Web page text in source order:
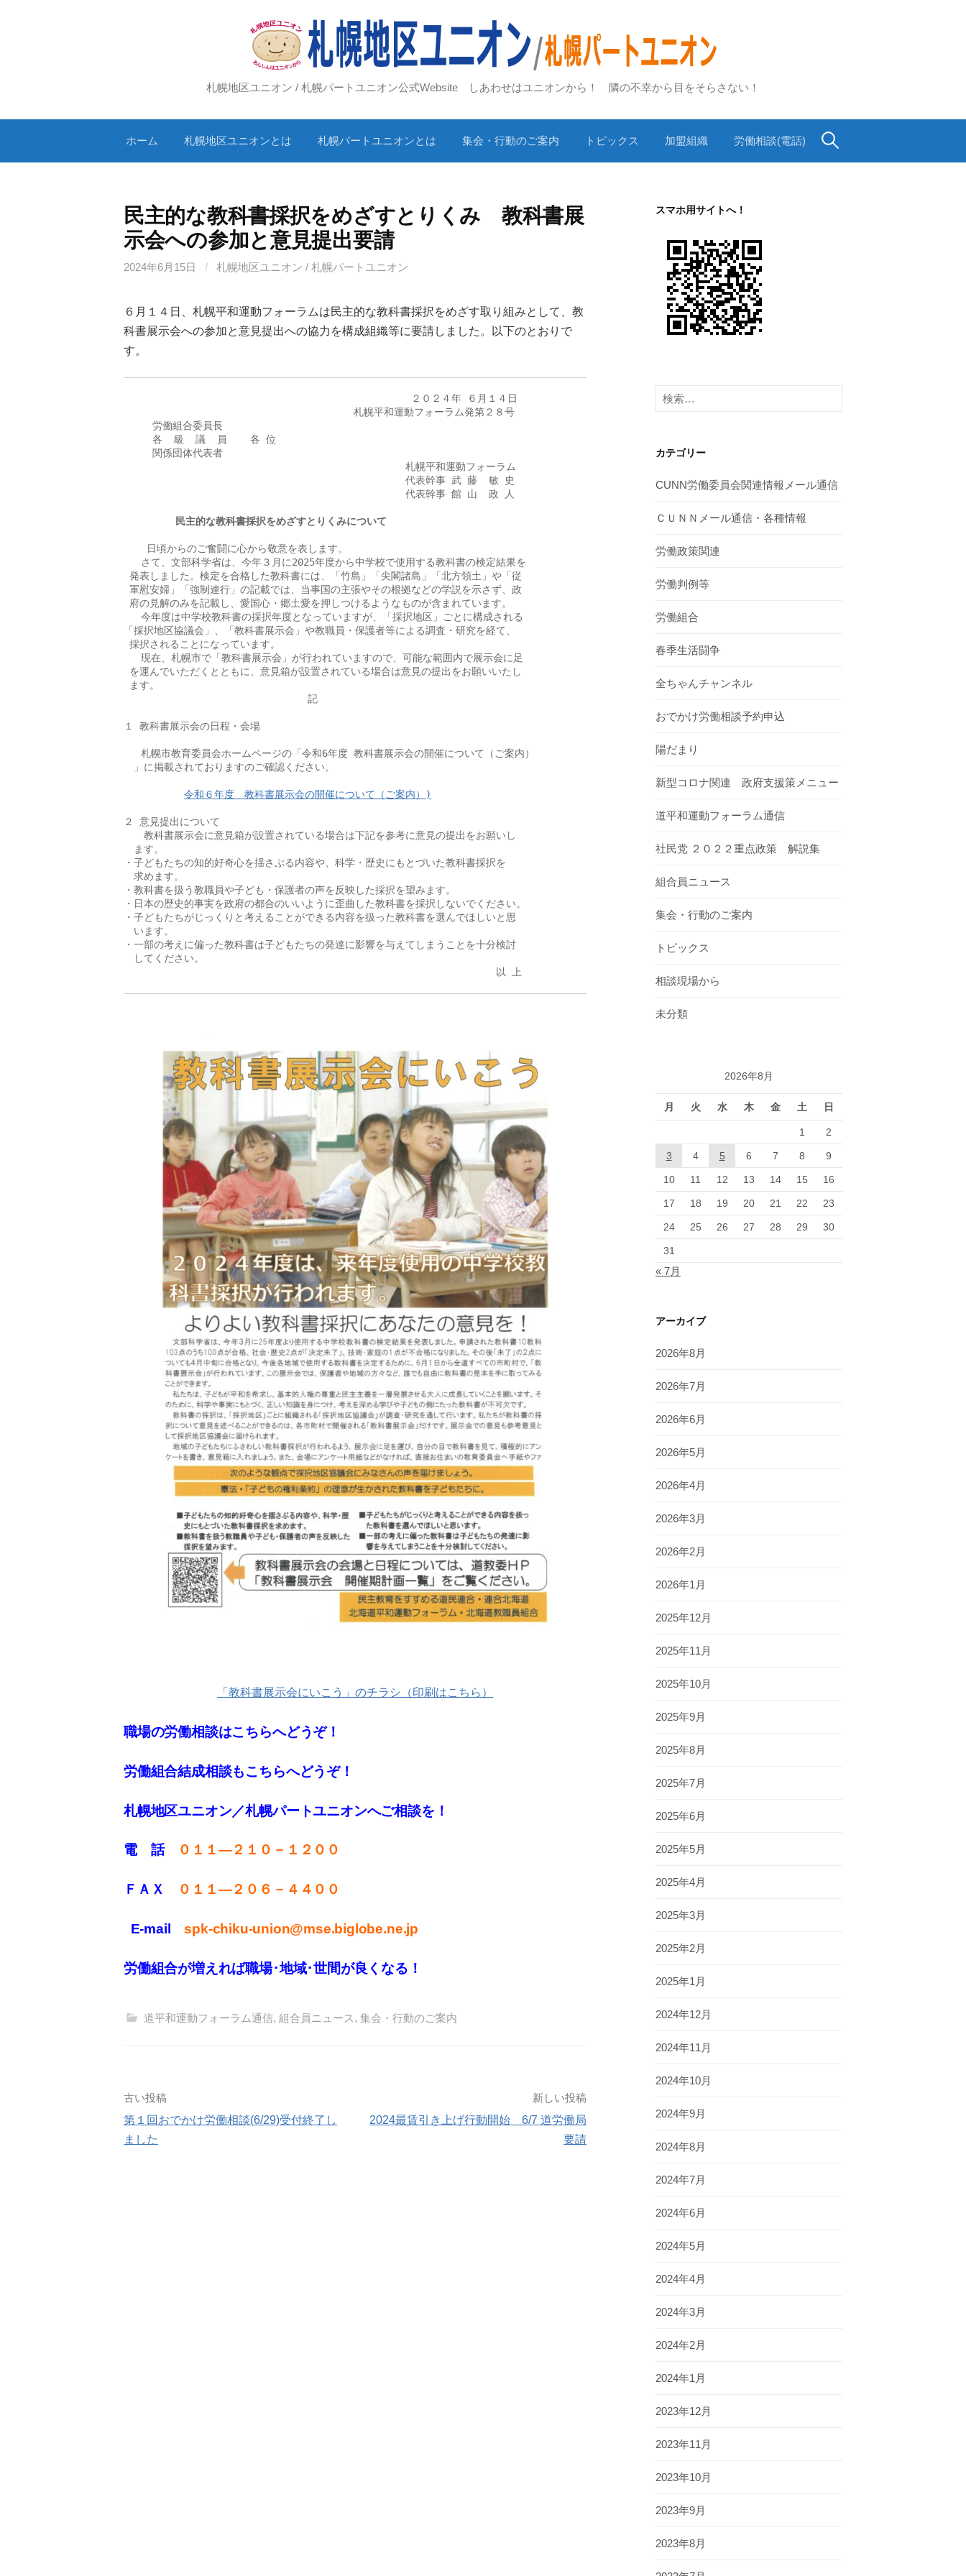
ッ
札幌地区ユニオン / 札幌パートユニオン公式Website しあわせはユニオンから！ 隣の不幸から目をそらさない！
ホーム 札幌地区ユニオンとは 札幌パートユニオンとは 集会・行動のご案内 トピックス 加盟組織 労働相談(電話) 検
民主的な教科書採択をめざすとりくみ 教科書展
示会への参加と意見提出要請
2024年6月15日 / 札幌地区ユニオン / 札幌パートユニオン
６月１４日、札幌平和運動フォーラムは民主的な教科書採択をめざす取り組みとして、教
科書展示会への参加と意見提出への協力を構成組織等に要請しました。以下のとおりで
す。
                                                  ２０２４年 ６月１４日
                                        札幌平和運動フォーラム発第２８号
     労働組合委員長
     各  級  議  員    各 位
     関係団体代表者
                                                 札幌平和運動フォーラム
                                                 代表幹事 武 藤  敏 史
         民主的な教科書採択をめざすとりくみについて
    日頃からのご奮闘に心から敬意を表します。
   さて、文部科学省は、今年３月に2025年度から中学校で使用する教科書の検定結果を
発表しました。検定を合格した教科書には、「竹島」「尖閣諸島」「北方領土」や「従
軍慰安婦」「強制連行」の記載では、当事国の主張やその根拠などの学説を示さず、政
府の見解のみを記載し、愛国心・郷土愛を押しつけるようなものが含まれています。
   今年度は中学校教科書の採択年度となっていますが、「採択地区」ごとに構成される
「採択地区協議会」、「教科書展示会」や教職員・保護者等による調査・研究を経て、
採択されることになっています。
   現在、札幌市で「教科書展示会」が行われていますので、可能な範囲内で展示会に足
を運んでいただくとともに、意見箱が設置されている場合は意見の提出をお願いいたし
ます。
                                記
１ 教科書展示会の日程・会場
   札幌市教育委員会ホームページの「令和6年度 教科書展示会の開催について（ご案内）
」に掲載されておりますのご確認ください。
令和６年度　教科書展示会の開催について（ご案内）)
２ 意見提出について
教科書展示会に意見箱が設置されている場合は下記を参考に意見の提出をお願いし
ます。
・子どもたちの知的好奇心を揺さぶる内容や、科学・歴史にもとづいた教科書採択を
求めます。
・教科書を扱う教職員や子ども・保護者の声を反映した採択を望みます。
・日本の歴史的事実を政府の都合のいいように歪曲した教科書を採択しないでください。
・子どもたちがじっくりと考えることができる内容を扱った教科書を選んでほしいと思
います。
・一部の考えに偏った教科書は子どもたちの発達に影響を与えてしまうことを十分検討
してください。
以 上
「教科書展示会にいこう」のチラシ（印刷はこちら）
職場の労働相談はこちらへどうぞ！
労働組合結成相談もこちらへどうぞ！
札幌地区ユニオン／札幌パートユニオンへご相談を！
電 話 ０１１—２１０－１２００
ＦＡＸ ０１１—２０６－４４００
E-mailspk-chiku-union@mse.biglobe.ne.jp
労働組合が増えれば職場･地域･世間が良くなる！
道平和運動フォーラム通信, 組合員ニュース , 集会・行動のご案内
投
稿
古い投稿
第１回おでかけ労働相談(6/29)受付終了し
ました
新しい投稿
2024最賃引き上げ行動開始 6/7 道労働局
要請
スマホ用サイトへ！
検
索:
カテゴリー
CUNN労働委員会関連情報メール通信
ＣＵＮＮメール通信・各種情報
労働政策関連
労働判例等
労働組合
春季生活闘争
全ちゃんチャンネル
おでかけ労働相談予約申込
陽だまり
新型コロナ関連 政府支援策メニュー
道平和運動フォーラム通信
社民党 ２０２２重点政策 解説集
組合員ニュース
集会・行動のご案内
トピックス
相談現場から
未分類
2026年8月
月 火 水 木 金 土 日
1 2
3 4 5 6 7 8 9
10 11 12 13 14 15 16
17 18 19 20 21 22 23
24 25 26 27 28 29 30
31
« 7月
アーカイブ
2026年8月
2026年7月
2026年6月
2026年5月
2026年4月
2026年3月
2026年2月
2026年1月
2025年12月
2025年11月
2025年10月
2025年9月
2025年8月
2025年7月
2025年6月
2025年5月
2025年4月
2025年3月
2025年2月
2025年1月
2024年12月
2024年11月
2024年10月
2024年9月
2024年8月
2024年7月
2024年6月
2024年5月
2024年4月
2024年3月
2024年2月
2024年1月
2023年12月
2023年11月
2023年10月
2023年9月
2023年8月